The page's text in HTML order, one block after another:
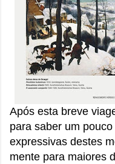
Após esta breve
para saber um
expressivas destes
mente para maiores